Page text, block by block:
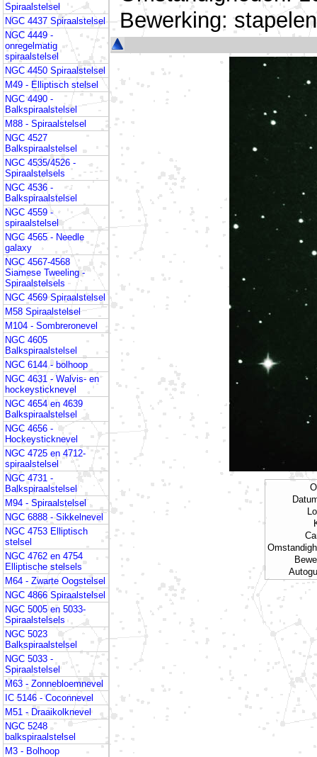
Spiraalstelsel
NGC 4437 Spiraalstelsel
NGC 4449 -
onregelmatig
spiraalstelsel
NGC 4450 Spiraalstelsel
M49 - Elliptisch stelsel
NGC 4490 -
Balkspiraalstelsel
M88 - Spiraalstelsel
NGC 4527
Balkspiraalstelsel
NGC 4535/4526 -
Spiraalstelsels
NGC 4536 -
Balkspiraalstelsel
NGC 4559 -
spiraalstelsel
NGC 4565 - Needle
galaxy
NGC 4567-4568
Siamese Tweeling -
Spiraalstelsels
NGC 4569 Spiraalstelsel
M58 Spiraalstelsel
M104 - Sombreronevel
NGC 4605
Balkspiraalstelsel
NGC 6144 - bolhoop
NGC 4631 - Walvis- en
hockeysticknevel
NGC 4654 en 4639
Balkspiraalstelsel
NGC 4656 -
Hockeysticknevel
NGC 4725 en 4712-
spiraalstelsel
NGC 4731 -
Balkspiraalstelsel
M94 - Spiraalstelsel
NGC 6888 - Sikkelnevel
NGC 4753 Elliptisch
stelsel
NGC 4762 en 4754
Elliptische stelsels
M64 - Zwarte Oogstelsel
NGC 4866 Spiraalstelsel
NGC 5005 en 5033-
Spiraalstelsels
NGC 5023
Balkspiraalstelsel
NGC 5033 -
Spiraalstelsel
M63 - Zonnebloemnevel
IC 5146 - Coconnevel
M51 - Draaikolknevel
NGC 5248
balkspiraalstelsel
M3 - Bolhoop
Bewerking: